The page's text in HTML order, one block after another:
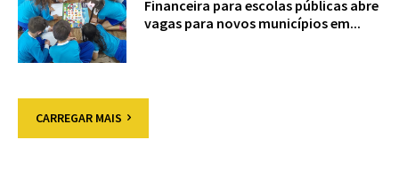
Financeira para escolas públicas abre
vagas para novos municípios em...
CARREGAR MAIS